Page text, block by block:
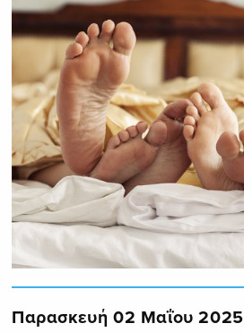
Παρασκευή 02 Μαΐου 2025